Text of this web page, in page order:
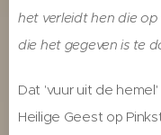
het verleidt hen die
die het gegeven is te
Dat 'vuur uit de
Heilige Geest op